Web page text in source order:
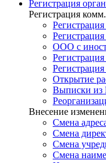
Регистрация
Регистрация комм.
ООО с
Открытие
Выписки
Внесение
Смена
Смена
Cмена
Смена